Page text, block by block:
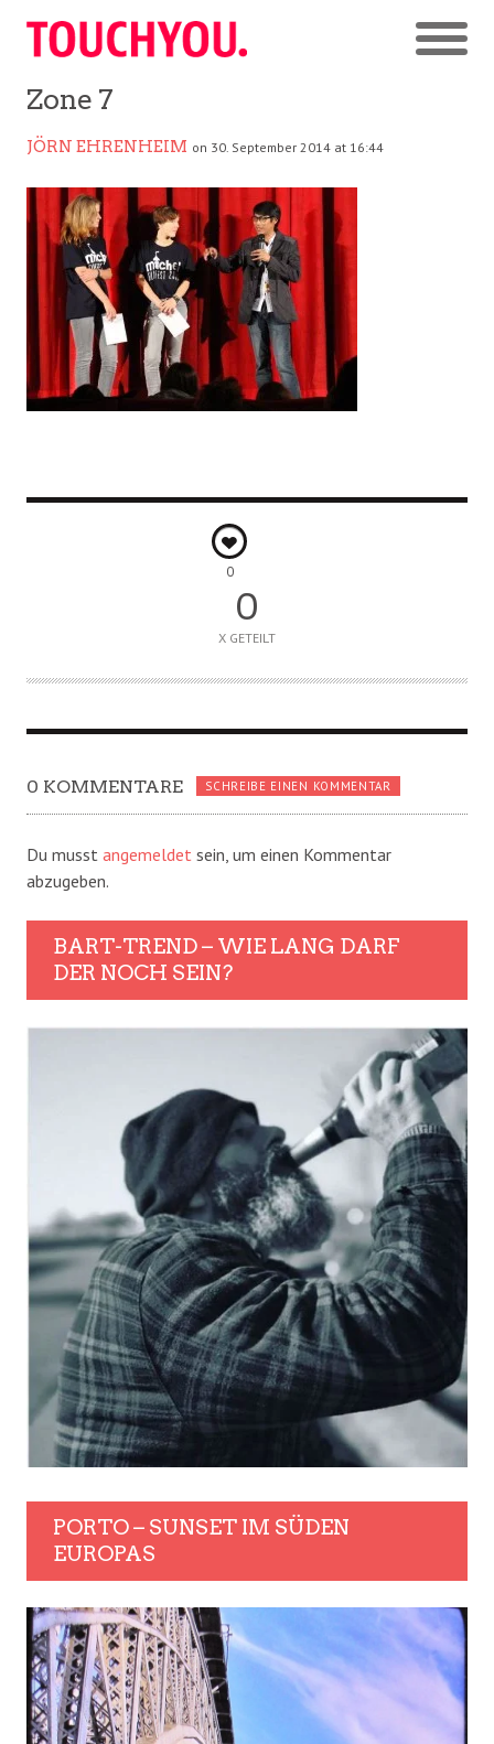
Zone 7
JÖRN EHRENHEIM on 30. September 2014 at 16:44
0
0
X GETEILT
0 KOMMENTARE SCHREIBE EINEN KOMMENTAR
Du musst angemeldet sein, um einen Kommentar
abzugeben.
BART-TREND – WIE LANG DARF
DER NOCH SEIN?
PORTO – SUNSET IM SÜDEN
EUROPAS